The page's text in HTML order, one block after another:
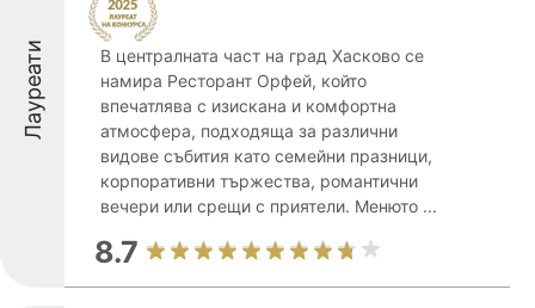
Лауреати
В централната част на град Хасково се
намира Ресторант Орфей, който
впечатлява с изискана и комфортна
атмосфера, подходяща за различни
видове събития като семейни празници,
корпоративни тържества, романтични
вечери или срещи с приятели. Менюто ...
8.7